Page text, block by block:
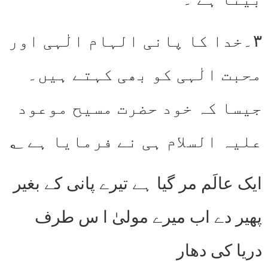
۳۔خدا کا پانی الہام الٰہی اور
محبت الٰہی کو بھی کہتے ہیں۔
جیسا کہ خود حضرت مسیح موعود
علیہ السلام ہی نے فرمایا ہے ؂
ایک عالَم مر گیا ہے تیرے پانی کے بغیر
پھیر دے اب میرے مولیٰ ا س طرف
دریا کی دھار